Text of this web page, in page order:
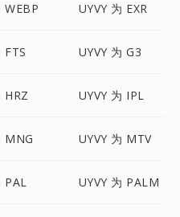
WEBP UYVY 为 EXR
FTS UYVY 为 G3
HRZ UYVY 为 IPL
MNG UYVY 为 MTV
PAL UYVY 为 PALM